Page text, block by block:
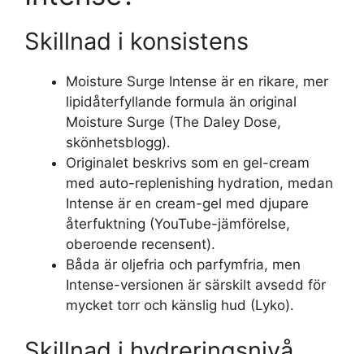
Skillnad i konsistens
Moisture Surge Intense är en rikare, mer
lipidåterfyllande formula än original
Moisture Surge (The Daley Dose,
skönhetsblogg).
Originalet beskrivs som en gel-cream
med auto-replenishing hydration, medan
Intense är en cream-gel med djupare
återfuktning (YouTube-jämförelse,
oberoende recensent).
Båda är oljefria och parfymfria, men
Intense-versionen är särskilt avsedd för
mycket torr och känslig hud (Lyko).